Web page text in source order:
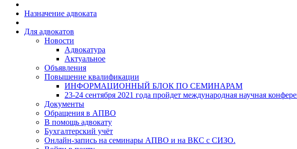
Назначение адвоката
Для адвокатов
Новости
Адвокатура
Актуальное
Объявления
Повышение квалификации
ИНФОРМАЦИОННЫЙ БЛОК ПО СЕМИНАРАМ
23-24 сентября 2021 года пройдет международная научная
Документы
Обращения в АПВО
В помощь адвокату
Бухгалтерский учёт
Онлайн-запись на семинары АПВО и на ВКС с СИЗО.